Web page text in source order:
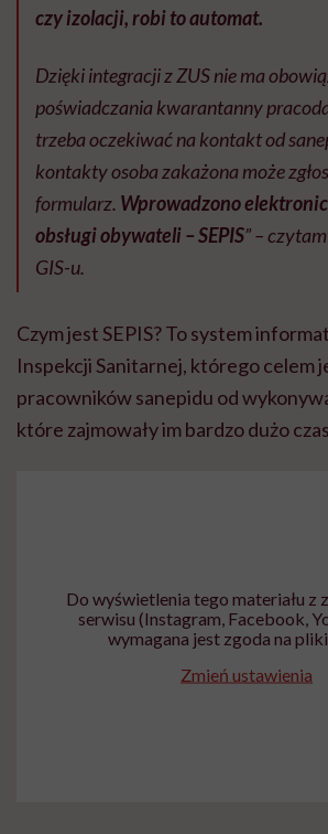
czy izolacji, robi to automat.
Dzięki integracji z ZUS nie ma
poświadczania kwarantanny
trzeba oczekiwać na kontakt od
kontakty osoba zakażona może
formularz. Wprowadzono
obsługi obywateli – SEPIS” –
GIS-u.
Czym jest SEPIS? To system
Inspekcji Sanitarnej, którego celem
pracowników sanepidu od
które zajmowały im bardzo dużo
Do wyświetlenia tego materiału z
serwisu (Instagram, Facebook,
wymagana jest zgoda na
Zmień ustawienia